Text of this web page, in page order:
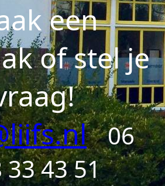
een
of stel je
06
33 43 51